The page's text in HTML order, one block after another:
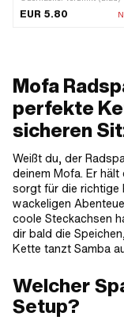
11.6 mm
EUR 5.80
Mofa
perfekte
sicheren
Weißt du, der
deinem Mofa. Er
sorgt für die richtige
wackeligen
coole Steckachsen
dir bald die
Kette tanzt Samba
Welcher
Setup?